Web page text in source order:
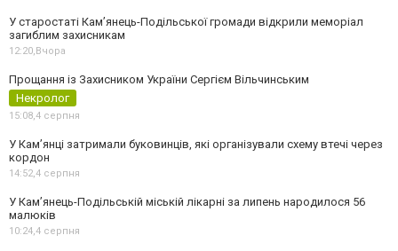
У старостаті Кам’янець-Подільської громади відкрили меморіал
загиблим захисникам
12:20,Вчора
Прощання із Захисником України Сергієм Вільчинським
Некролог
15:08,4 серпня
У Кам’янці затримали буковинців, які організували схему втечі через
кордон
14:52,4 серпня
У Кам’янець-Подільській міській лікарні за липень народилося 56
малюків
10:24,4 серпня